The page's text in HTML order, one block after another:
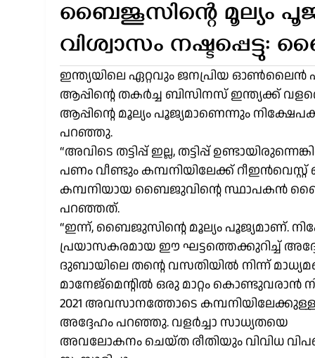
ബൈജൂസിന്റെ മൂല്യം
വിശ്വാസം നഷ്ടപ്പെട്ടു:
ഇന്ത്യയിലെ ഏറ്റവും ജനപ്രിയ
ആപ്പിന്റെ തകർച്ച ബിസിനസ് ഇന്ത്യക്ക്
ആപ്പിന്റെ മൂല്യം പൂജ്യമാണെന്നും
പറഞ്ഞു.
“അവിടെ തട്ടിപ്പ് ഇല്ല, തട്ടിപ്പ്
പണം വീണ്ടും കമ്പനിയിലേക്ക്
കമ്പനിയായ ബൈജുവിന്റെ സ്ഥാപകൻ
പറഞ്ഞത്.
“ഇന്ന്, ബൈജുസിന്റെ മൂല്യം പൂജ്യമാണ്.
പ്രയാസകരമായ ഈ ഘട്ടത്തെക്കുറിച്ച്
ദുബായിലെ തന്റെ വസതിയിൽ നിന്ന്
മാനേജ്മെന്റിൽ ഒരു മാറ്റം
2021 അവസാനത്തോടെ
അദ്ദേഹം പറഞ്ഞു. വളർച്ചാ സാധ്യതയെ
അവലോകനം ചെയ്ത രീതിയും വിവിധ